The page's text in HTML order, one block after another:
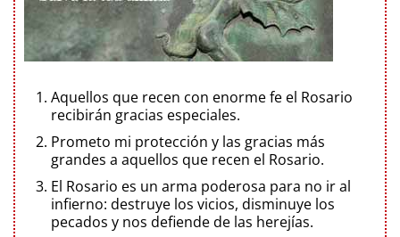
Aquellos que recen con enorme fe el Rosario
recibirán gracias especiales.
Prometo mi protección y las gracias más
grandes a aquellos que recen el Rosario.
El Rosario es un arma poderosa para no ir al
infierno: destruye los vicios, disminuye los
pecados y nos defiende de las herejías.